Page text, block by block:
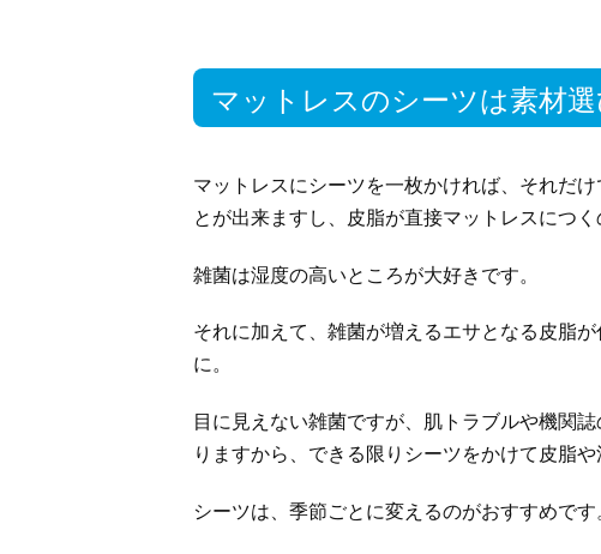
マットレスのシーツは素材
マットレスにシーツを一枚かければ、それだ
とが出来ますし、皮脂が直接マットレスにつく
雑菌は湿度の高いところが大好きです。
それに加えて、雑菌が増えるエサとなる皮脂
に。
目に見えない雑菌ですが、肌トラブルや機関
りますから、できる限りシーツをかけて皮脂
シーツは、季節ごとに変えるのがおすすめです